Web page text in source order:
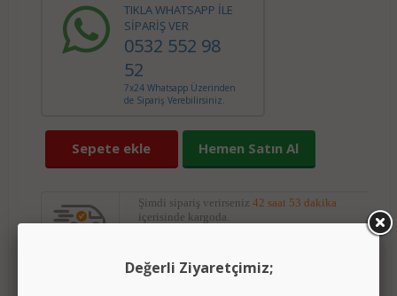
TIKLA WHATSAPP İLE
SİPARİŞ VER
0532 552 98
52
7x24 Whatsapp Üzerinden
de Sipariş Verebilirsiniz.
Sepete ekle Hemen Satın Al
Şimdi sipariş verirseniz 42 saat 53 dakika
içerisinde kargoda.
(0)
Değerli Ziyaretçimiz;